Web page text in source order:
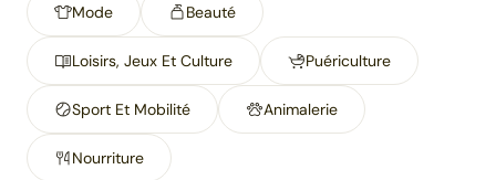
Mode Beauté
Loisirs, Jeux Et Culture Puériculture
Sport Et Mobilité Animalerie
Nourriture